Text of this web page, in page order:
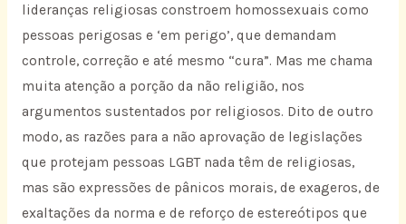
lideranças religiosas constroem homossexuais como
pessoas perigosas e ‘em perigo’, que demandam
controle, correção e até mesmo “cura”. Mas me chama
muita atenção a porção da não religião, nos
argumentos sustentados por religiosos. Dito de outro
modo, as razões para a não aprovação de legislações
que protejam pessoas LGBT nada têm de religiosas,
mas são expressões de pânicos morais, de exageros, de
exaltações da norma e de reforço de estereótipos que